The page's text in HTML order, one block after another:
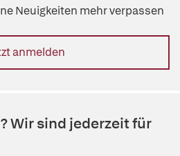
Neuigkeiten mehr verpassen
anmelden
Wir sind jederzeit für